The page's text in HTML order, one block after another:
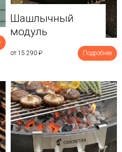
Шашлычный
модуль
от 15 290 ₽ Подробнее